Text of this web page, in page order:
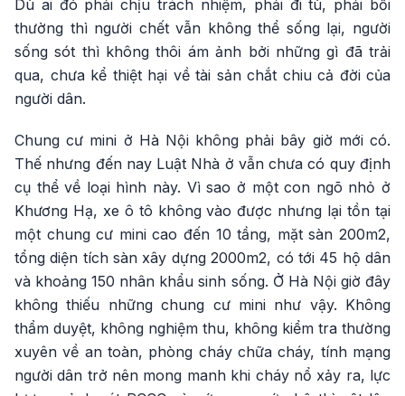
Dù ai đó phải chịu trách nhiệm, phải đi tù, phải bồi
thường thì người chết vẫn không thể sống lại, người
sống sót thì không thôi ám ảnh bởi những gì đã trải
qua, chưa kể thiệt hại về tài sản chắt chiu cả đời của
người dân.
Chung cư mini ở Hà Nội không phải bây giờ mới có.
Thế nhưng đến nay Luật Nhà ở vẫn chưa có quy định
cụ thể về loại hình này. Vì sao ở một con ngõ nhỏ ở
Khương Hạ, xe ô tô không vào được nhưng lại tồn tại
một chung cư mini cao đến 10 tầng, mặt sàn 200m2,
tổng diện tích sàn xây dựng 2000m2, có tới 45 hộ dân
và khoảng 150 nhân khẩu sinh sống. Ở Hà Nội giờ đây
không thiếu những chung cư mini như vậy. Không
thẩm duyệt, không nghiệm thu, không kiểm tra thường
xuyên về an toàn, phòng cháy chữa cháy, tính mạng
người dân trở nên mong manh khi cháy nổ xảy ra, lực